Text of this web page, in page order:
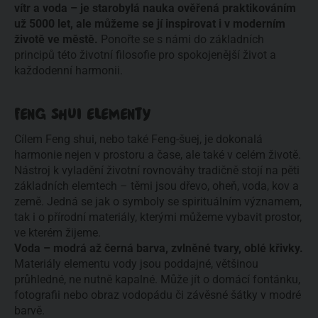
vítr a voda – je starobylá nauka ověřená praktikováním
už 5000 let, ale můžeme se jí inspirovat i v moderním
životě ve městě. Ponořte se s námi do základních
principů této životní filosofie pro spokojenější život a
každodenní harmonii.
FENG SHUI ELEMENTY
Cílem Feng shui, nebo také Feng-šuej, je dokonalá
Nástroj k vyladění životní rovnováhy tradičně stojí na pěti
základních elemtech – těmi jsou dřevo, oheň, voda, kov a
země. Jedná se jak o symboly se spirituálním významem,
tak i o přírodní materiály, kterými můžeme vybavit prostor,
ve kterém žijeme.
Voda – modrá až černá barva, zvlněné tvary, oblé křivky.
Materiály elementu vody jsou poddajné, většinou
průhledné, ne nutně kapalné. Může jít o domácí fontánku,
fotografii nebo obraz vodopádu či závěsné šátky v modré
barvě.